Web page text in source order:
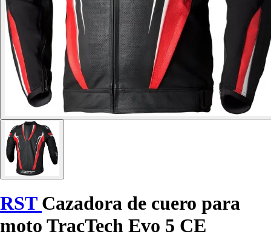
RST Cazadora de cuero para
moto TracTech Evo 5 CE